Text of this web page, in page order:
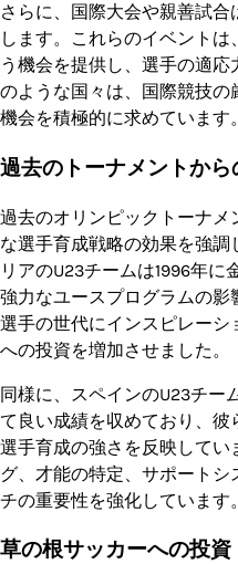
さらに、国際大会や親善試
します。これらのイベント
う機会を提供し、選手の適
のような国々は、国際競技
機会を積極的に求めています。
過去のトーナメントから
過去のオリンピックトーナメ
な選手育成戦略の効果を強
リアのU23チームは1996年に
強力なユースプログラムの影
選手の世代にインスピレー
への投資を増加させました。
同様に、スペインのU23チー
て良い成績を収めており、
選手育成の強さを反映して
グ、才能の特定、サポート
チの重要性を強化しています。
草の根サッカーへの投資